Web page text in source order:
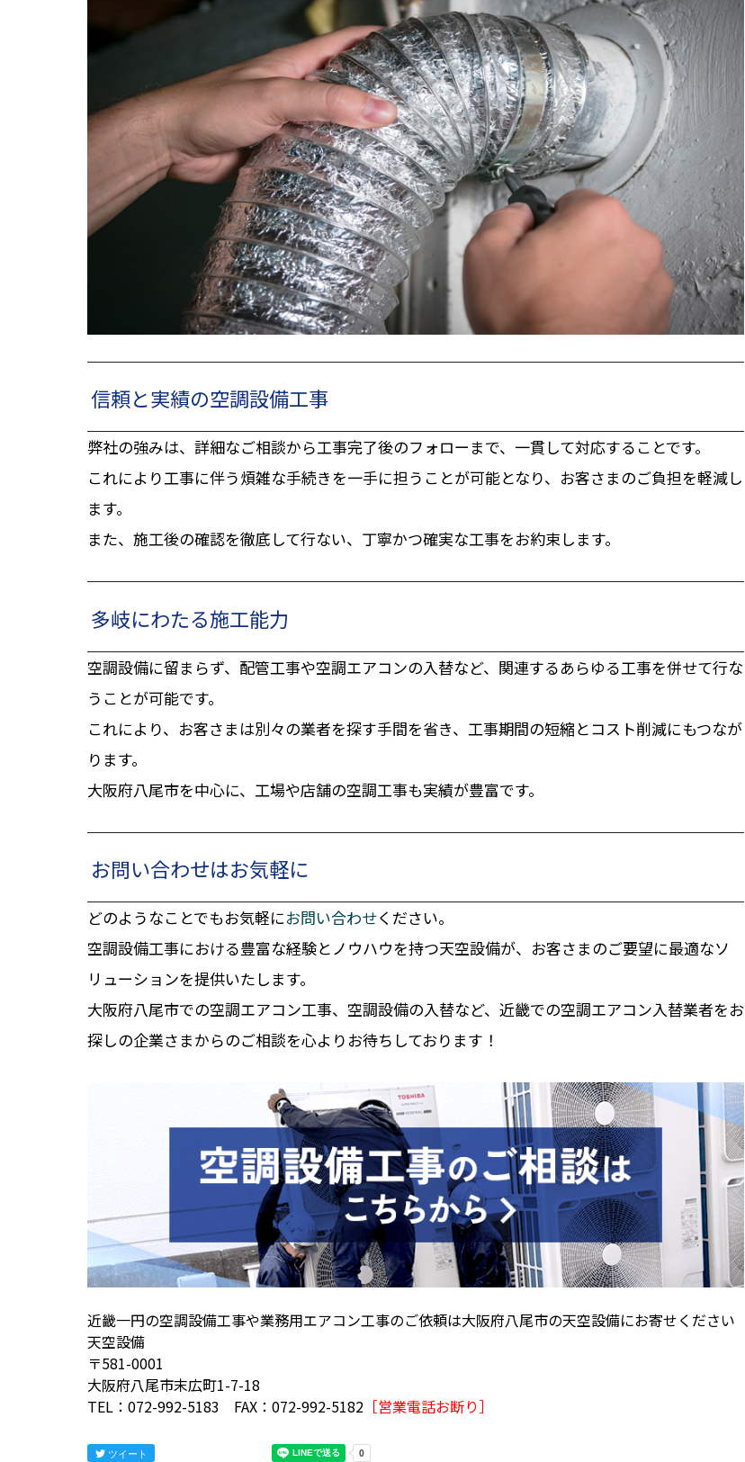
信頼と実績の空調設備工事
弊社の強みは、詳細なご相談から工事完了後のフォローまで、一貫して対応することです。
これにより工事に伴う煩雑な手続きを一手に担うことが可能となり、お客さまのご負担を軽減し
ます。
また、施工後の確認を徹底して行ない、丁寧かつ確実な工事をお約束します。
多岐にわたる施工能力
空調設備に留まらず、配管工事や空調エアコンの入替など、関連するあらゆる工事を併せて行な
うことが可能です。
これにより、お客さまは別々の業者を探す手間を省き、工事期間の短縮とコスト削減にもつなが
ります。
大阪府八尾市を中心に、工場や店舗の空調工事も実績が豊富です。
お問い合わせはお気軽に
どのようなことでもお気軽にお問い合わせください。
空調設備工事における豊富な経験とノウハウを持つ天空設備が、お客さまのご要望に最適なソ
リューションを提供いたします。
大阪府八尾市での空調エアコン工事、空調設備の入替など、近畿での空調エアコン入替業者をお
探しの企業さまからのご相談を心よりお待ちしております！
近畿一円の空調設備工事や業務用エアコン工事のご依頼は大阪府八尾市の天空設備にお寄せください
天空設備
〒581-0001
大阪府八尾市末広町1-7-18
TEL：072-992-5183 FAX：072-992-5182 ［営業電話お断り］
ツイート